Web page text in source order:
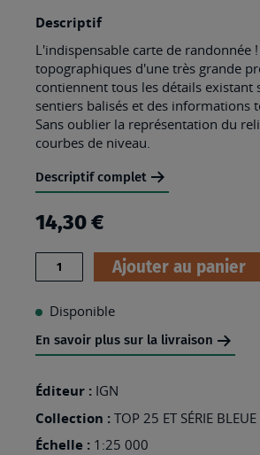
of
the
images
gallery
Descriptif
L'indispensable carte de randonnée !
topographiques d'une très grande
contiennent tous les détails existant
sentiers balisés et des informations
Sans oublier la représentation du
courbes de niveau.
Descriptif complet
14,30 €
Quantité Ajouter au panier
Disponible
En savoir plus sur la livraison
Éditeur : IGN
Collection : TOP 25 ET SÉRIE BLEUE
Échelle : 1:25 000